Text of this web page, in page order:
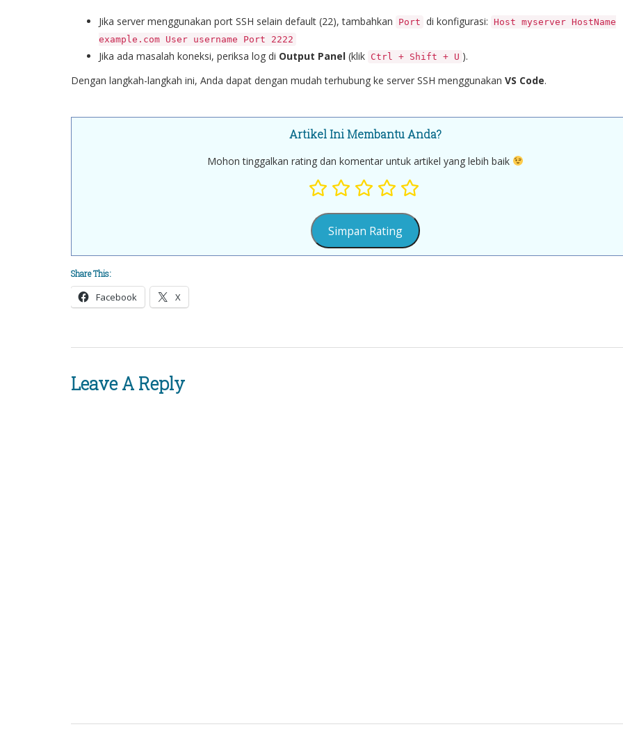
Jika server menggunakan port SSH selain default (22), tambahkan Port di konfigurasi: Host myserver HostName
example.com User username Port 2222
Jika ada masalah koneksi, periksa log di Output Panel (klik Ctrl + Shift + U ).
Dengan langkah-langkah ini, Anda dapat dengan mudah terhubung ke server SSH menggunakan VS Code.
Artikel Ini Membantu Anda?
Mohon tinggalkan rating dan komentar untuk artikel yang lebih baik
Share This:
Facebook X
Leave A Reply